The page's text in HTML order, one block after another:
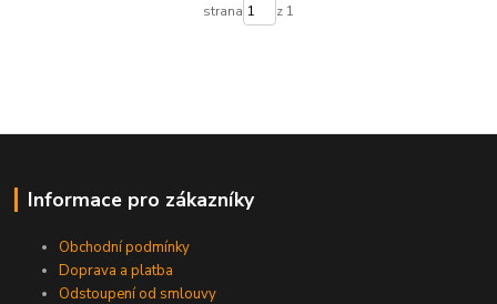
strana z 1
Informace pro zákazníky
Obchodní podmínky
Doprava a platba
Odstoupení od smlouvy